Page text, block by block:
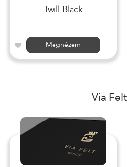
Twill Black
...
Megnézem
Via Felt